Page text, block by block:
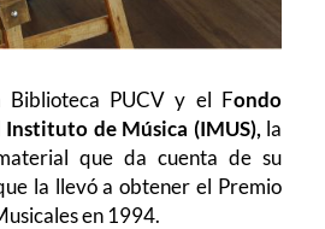
Biblioteca PUCV y el Fondo
de Música (IMUS), la
que da cuenta de su
la llevó a obtener el Premio
en 1994.